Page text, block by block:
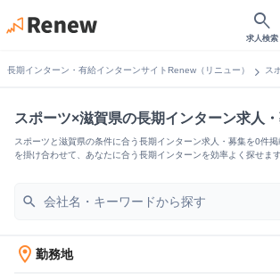
search
求人検索
長期インターン・有給インターンサイトRenew（リニュー） chevron_right ス
スポーツ×滋賀県の長期インターン求人
スポーツと滋賀県の条件に合う長期インターン求人・募集を0件
を掛け合わせて、あなたに合う長期インターンを効率よく探せます
search
location_on 勤務地